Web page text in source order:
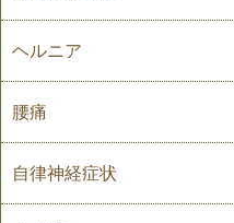
ヘルニア
腰痛
自律神経症状